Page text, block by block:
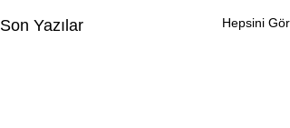
Son Yazılar Hepsini Gör